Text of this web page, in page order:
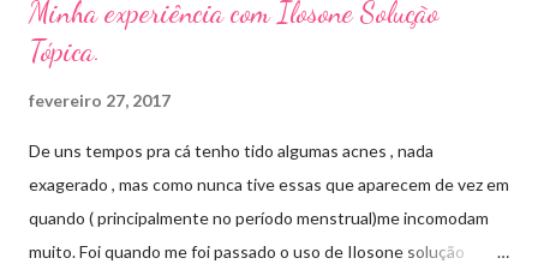
Minha experiência com Ilosone Solução
Tópica.
fevereiro 27, 2017
De uns tempos pra cá tenho tido algumas acnes , nada
exagerado , mas como nunca tive essas que aparecem de vez em
quando ( principalmente no período menstrual)me incomodam
muito. Foi quando me foi passado o uso de Ilosone solução